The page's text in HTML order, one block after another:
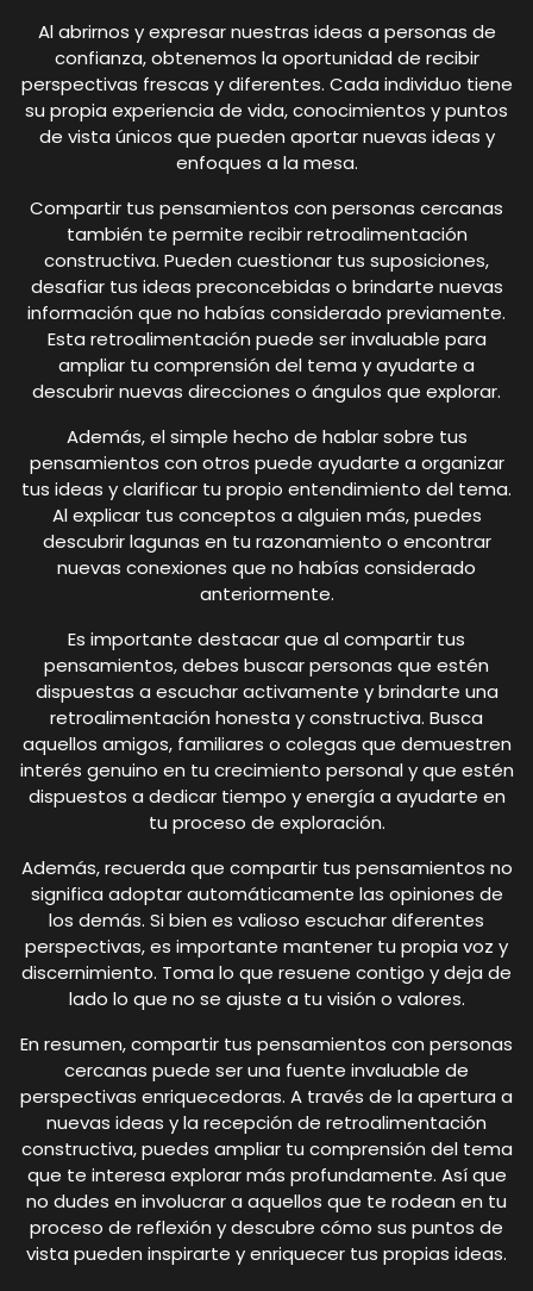
Al abrirnos y expresar nuestras ideas a personas de
confianza, obtenemos la oportunidad de recibir
perspectivas frescas y diferentes. Cada individuo tiene
su propia experiencia de vida, conocimientos y puntos
de vista únicos que pueden aportar nuevas ideas y
enfoques a la mesa.
Compartir tus pensamientos con personas cercanas
también te permite recibir retroalimentación
constructiva. Pueden cuestionar tus suposiciones,
desafiar tus ideas preconcebidas o brindarte nuevas
información que no habías considerado previamente.
Esta retroalimentación puede ser invaluable para
ampliar tu comprensión del tema y ayudarte a
descubrir nuevas direcciones o ángulos que explorar.
Además, el simple hecho de hablar sobre tus
pensamientos con otros puede ayudarte a organizar
tus ideas y clarificar tu propio entendimiento del tema.
Al explicar tus conceptos a alguien más, puedes
descubrir lagunas en tu razonamiento o encontrar
nuevas conexiones que no habías considerado
anteriormente.
Es importante destacar que al compartir tus
pensamientos, debes buscar personas que estén
dispuestas a escuchar activamente y brindarte una
retroalimentación honesta y constructiva. Busca
aquellos amigos, familiares o colegas que demuestren
interés genuino en tu crecimiento personal y que estén
dispuestos a dedicar tiempo y energía a ayudarte en
tu proceso de exploración.
Además, recuerda que compartir tus pensamientos no
significa adoptar automáticamente las opiniones de
los demás. Si bien es valioso escuchar diferentes
perspectivas, es importante mantener tu propia voz y
discernimiento. Toma lo que resuene contigo y deja de
lado lo que no se ajuste a tu visión o valores.
En resumen, compartir tus pensamientos con personas
cercanas puede ser una fuente invaluable de
perspectivas enriquecedoras. A través de la apertura a
nuevas ideas y la recepción de retroalimentación
constructiva, puedes ampliar tu comprensión del tema
que te interesa explorar más profundamente. Así que
no dudes en involucrar a aquellos que te rodean en tu
proceso de reflexión y descubre cómo sus puntos de
vista pueden inspirarte y enriquecer tus propias ideas.